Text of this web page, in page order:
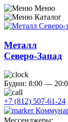
Меню
Каталог
Металл
Северо-Запад
Будни: 8:00 —
+7 (812) 507-61-24